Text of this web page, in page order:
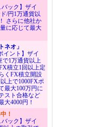
バック】ザイ
/円1万通貨以
さらに他社か
に応じて最大
ネオ」
イント】ザイ
で1万通貨以上
積立1回以上定
くFX積立開設
上で1000FXポ
最大100万円に
スト合格など
大4000円！
！
バック】ザイ